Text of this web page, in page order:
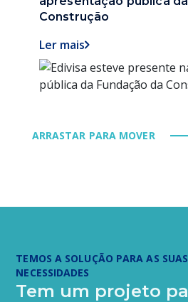
Construção
Ler mais
Ler mais
ARRASTAR PARA MOVER
TEMOS A SOLUÇÃO PARA AS SUAS
NECESSIDADES
Tem um projeto